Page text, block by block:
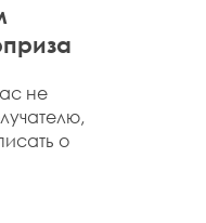
не
о